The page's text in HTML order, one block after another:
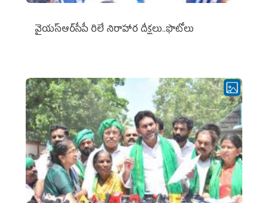
వైయ‌స్ఆర్‌సీపీ రిలే నిరాహార దీక్షలు..ఫొటోలు